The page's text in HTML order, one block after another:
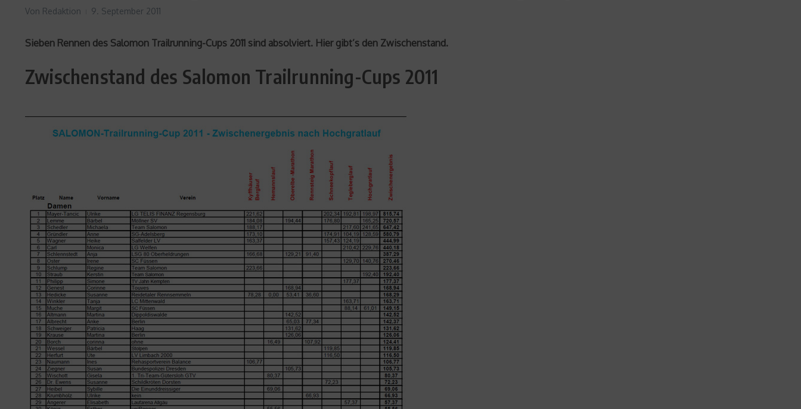
Von Redaktion 9. September 2011
Sieben Rennen des Salomon Trailrunning-Cups 2011 sind absolviert. Hier gibt’s den Zwischenstand.
Zwischenstand des Salomon Trailrunning-Cups 2011